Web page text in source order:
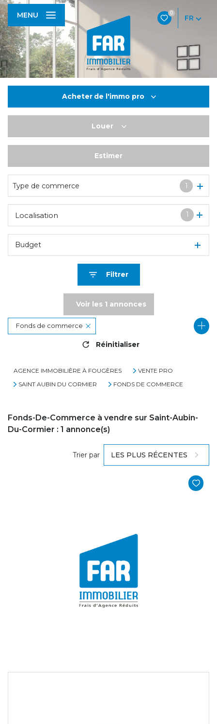
0
FR
MENU
Acheter de l'immo pro
De l'immo pro
Louer
De l'immo pro
Estimer
Type de commerce 1
1
Localisation
Budget
Filtrer
Voir les 1 annonces
Fonds de commerce
35140 - Saint-Aubin-du-CormierRéinitialiser
AGENCE IMMOBILIÈRE À FOUGÈRES
VENTE PRO
SAINT AUBIN DU CORMIER
FONDS DE COMMERCE
Fonds-De-Commerce à vendre sur Saint-Aubin-
Du-Cormier : 1 annonce(s)
Trier par LES PLUS RÉCENTES